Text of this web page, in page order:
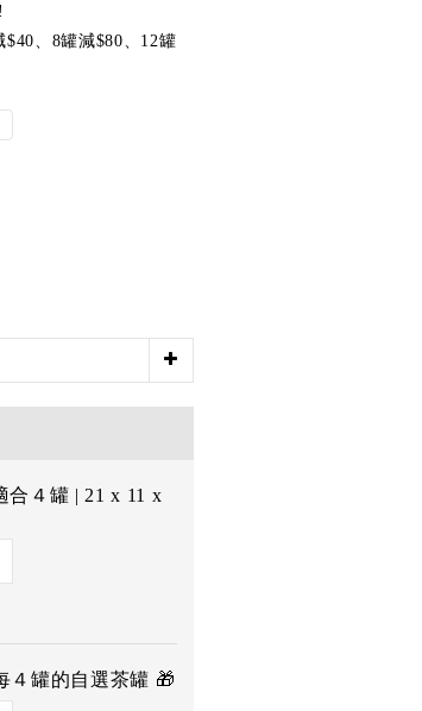
、8罐減$80、12罐
合４罐 | 21 x 11 x
４罐的自選茶罐 🎁